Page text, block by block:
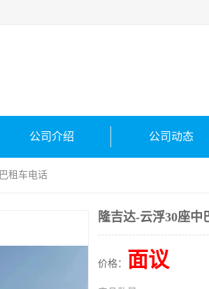
公司介绍 公司动态
租车电话
隆吉达-云浮30座
价格： 面议